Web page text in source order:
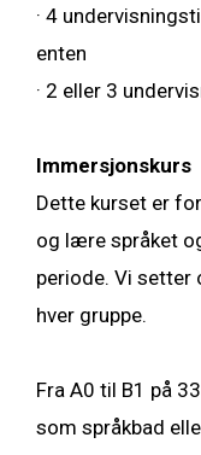
· 4
enten
· 2 eller 3
Immersjonskurs
Dette kurset er
og lære språket
periode. Vi
hver gruppe.
Fra A0 til B1 på
som språkbad